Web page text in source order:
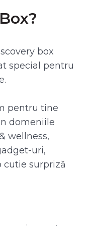
box
special pentru
pentru tine
domeniile
wellness,
uri,
surpriză